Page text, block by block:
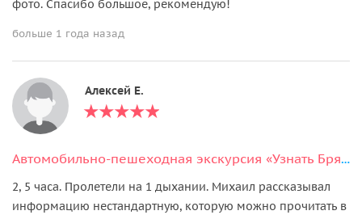
фото. Спасибо большое, рекомендую!
больше 1 года назад
Алексей Е.
Автомобильно-пешеходная экскурсия «Узнать Брянск за 2 часа»
2, 5 часа. Пролетели на 1 дыхании. Михаил рассказывал
информацию нестандартную, которую можно прочитать в